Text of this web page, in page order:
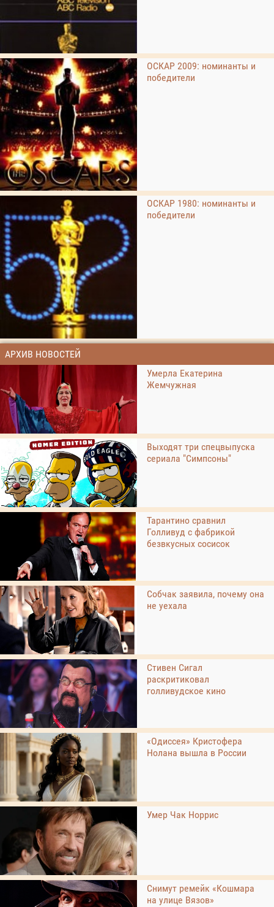
ОСКАР 2009: номинанты и
победители
ОСКАР 1980: номинанты и
победители
АРХИВ НОВОСТЕЙ
Умерла Екатерина
Жемчужная
Выходят три спецвыпуска
сериала "Симпсоны"
Тарантино сравнил
Голливуд с фабрикой
безвкусных сосисок
Собчак заявила, почему она
не уехала
Стивен Сигал
раскритиковал
голливудское кино
«Одиссея» Кристофера
Нолана вышла в России
Умер Чак Норрис
Снимут ремейк «Кошмара
на улице Вязов»